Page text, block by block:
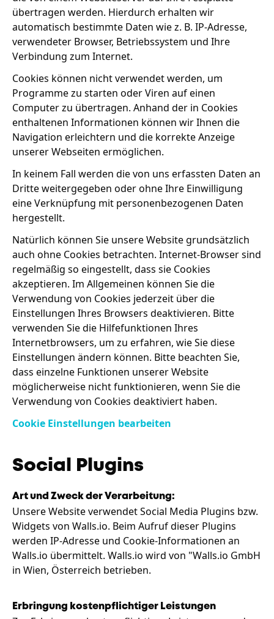
übertragen werden. Hierdurch erhalten wir
automatisch bestimmte Daten wie z. B. IP-Adresse,
verwendeter Browser, Betriebssystem und Ihre
Verbindung zum Internet.
Cookies können nicht verwendet werden, um
Programme zu starten oder Viren auf einen
Computer zu übertragen. Anhand der in Cookies
enthaltenen Informationen können wir Ihnen die
Navigation erleichtern und die korrekte Anzeige
unserer Webseiten ermöglichen.
In keinem Fall werden die von uns erfassten Daten an
Dritte weitergegeben oder ohne Ihre Einwilligung
eine Verknüpfung mit personenbezogenen Daten
hergestellt.
Natürlich können Sie unsere Website grundsätzlich
auch ohne Cookies betrachten. Internet-Browser sind
regelmäßig so eingestellt, dass sie Cookies
akzeptieren. Im Allgemeinen können Sie die
Verwendung von Cookies jederzeit über die
Einstellungen Ihres Browsers deaktivieren. Bitte
verwenden Sie die Hilfefunktionen Ihres
Internetbrowsers, um zu erfahren, wie Sie diese
Einstellungen ändern können. Bitte beachten Sie,
dass einzelne Funktionen unserer Website
möglicherweise nicht funktionieren, wenn Sie die
Verwendung von Cookies deaktiviert haben.
Cookie Einstellungen bearbeiten
Social Plugins
Art und Zweck der Verarbeitung:
Unsere Website verwendet Social Media Plugins bzw.
Widgets von Walls.io. Beim Aufruf dieser Plugins
werden IP-Adresse und Cookie-Informationen an
Walls.io übermittelt. Walls.io wird von "Walls.io GmbH
in Wien, Österreich betrieben.
Erbringung kostenpflichtiger Leistungen